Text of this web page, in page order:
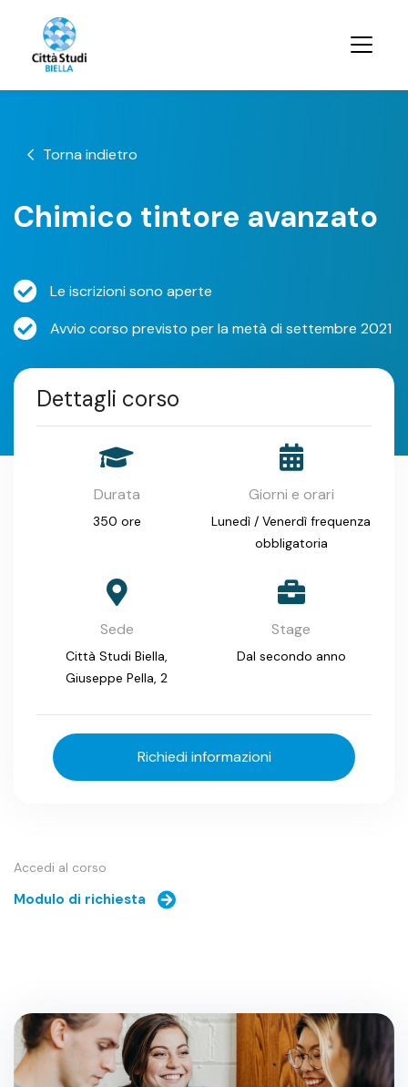
Torna indietro
Chimico tintore avanzato
Le iscrizioni sono aperte
Avvio corso previsto per la metà di settembre 2021
Dettagli corso
Durata
350 ore
Giorni e orari
Lunedì / Venerdì frequenza
obbligatoria
Sede
Città Studi Biella,
Giuseppe Pella, 2
Stage
Dal secondo anno
Richiedi informazioni
Accedi al corso
Modulo di richiesta